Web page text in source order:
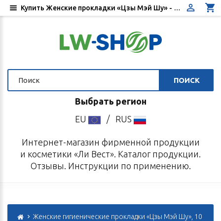
ПОИСК
Выбрать регион
EU
/ RUS
Интернет-магазин фирменной продукции
и косметики «Ли Вест». Каталог продукции.
Отзывы. Инструкции по применению.
Женские гигиенические прокладки «Цзы Мэй Шу», 10
Купить Женские прокладки «Цзы Мэй Шу» - Цена, отзывы, инструкция по применению - Интернет-магазин «Ли Вест»